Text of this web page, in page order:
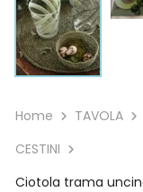
Home TAVOLA
CESTINI